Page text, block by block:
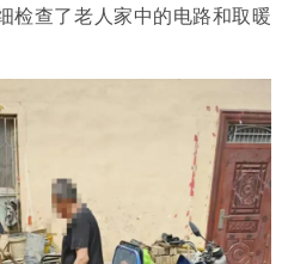
检查了老人家中的电路和取暖